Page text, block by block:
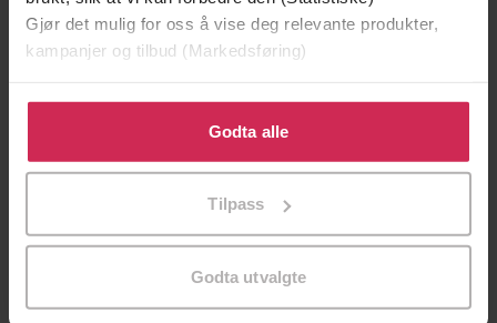
Gjør det mulig for oss å vise deg relevante produkter,
kampanjer og tilbud (Markedsføring)
Klikk på «Godta alle» for å gi oss ditt samtykke til å
bruke cookies for alle disse formålene. Du kan også
tilpasse ditt samtykke til spesifikke formål ved å klikke
Godta alle
Tilpass
Godta utvalgte
Fjellets gleder - og andre erotiske noveller fra Cupido
Cupido and others -
Fri - erotiske noveller